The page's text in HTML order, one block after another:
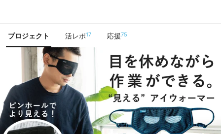
プロジェクト 活レポ17 応援75